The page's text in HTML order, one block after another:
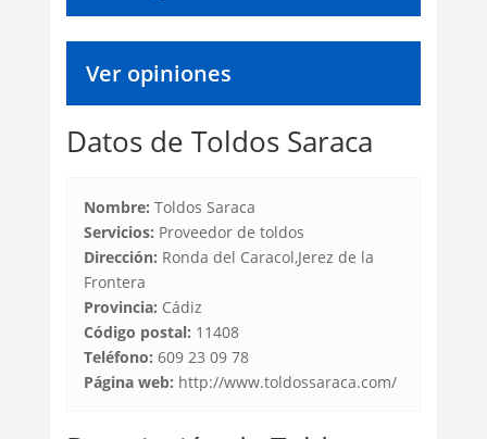
Ver opiniones
Datos de Toldos Saraca
Nombre: Toldos Saraca
Servicios: Proveedor de toldos
Dirección: Ronda del Caracol,Jerez de la
Frontera
Provincia: Cádiz
Código postal: 11408
Teléfono: 609 23 09 78
Página web: http://www.toldossaraca.com/